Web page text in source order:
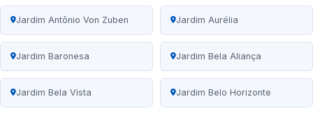
Jardim Antônio Von Zuben Jardim Aurélia
Jardim Baronesa Jardim Bela Aliança
Jardim Bela Vista Jardim Belo Horizonte